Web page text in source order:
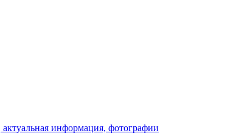
информация, фотографии